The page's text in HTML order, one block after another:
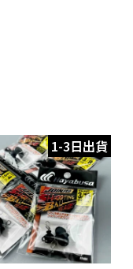
1-3日出貨